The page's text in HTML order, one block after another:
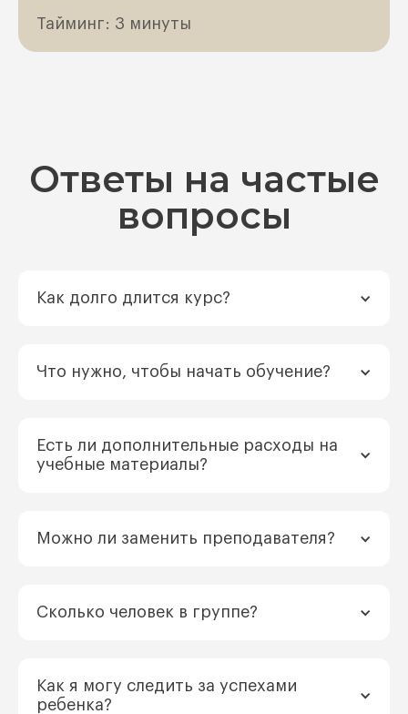
Тайминг: 3 минуты
Ответы на частые
вопросы
Как долго длится курс?
Что нужно, чтобы начать обучение?
Есть ли дополнительные расходы на
учебные материалы?
Можно ли заменить преподавателя?
Сколько человек в группе?
Как я могу следить за успехами
ребенка?